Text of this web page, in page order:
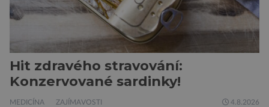
Hit zdravého stravování:
Konzervované sardinky!
MEDICÍNA ZAJÍMAVOSTI 4.8.2026